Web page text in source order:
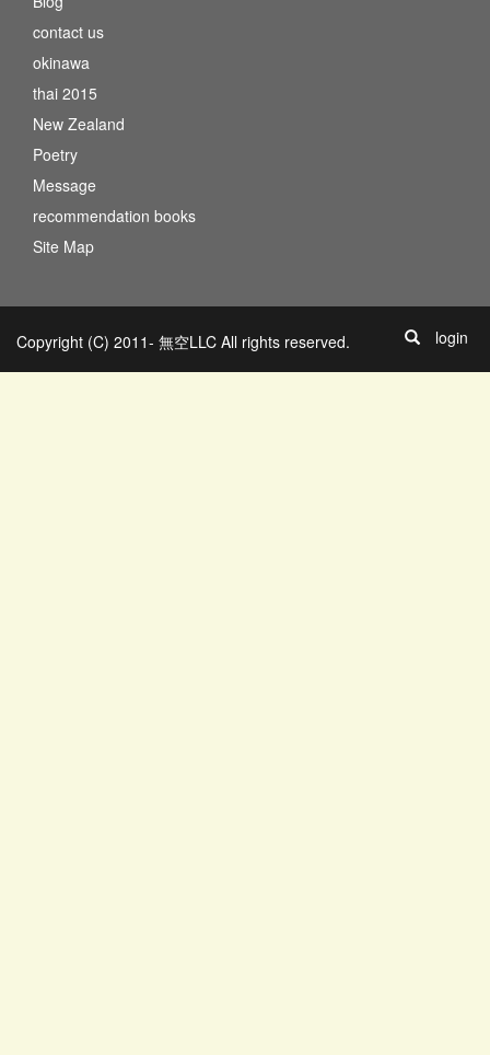
contact us
okinawa
thai 2015
New Zealand
Poetry
Message
recommendation books
Site Map
Copyright (C) 2011- 無空LLC All rights reserved. login